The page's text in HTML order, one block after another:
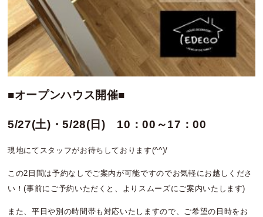
■オープンハウス開催■
5/27(土)・5/28(日) 10：00～17：00
現地にてスタッフがお待ちしております(^^)/
この2日間は予約なしでご案内が可能ですのでお気軽にお越しくださ
い！(事前にご予約いただくと、よりスムーズにご案内いたします)
また、平日や別の時間帯も対応いたしますので、ご希望の日時をお